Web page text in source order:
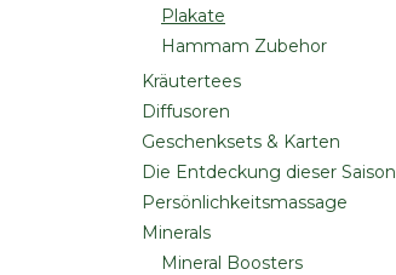
Plakate
Hammam Zubehor
Kräutertees
Diffusoren
Geschenksets & Karten
Die Entdeckung dieser Saison
Persönlichkeitsmassage
Minerals
Mineral Boosters